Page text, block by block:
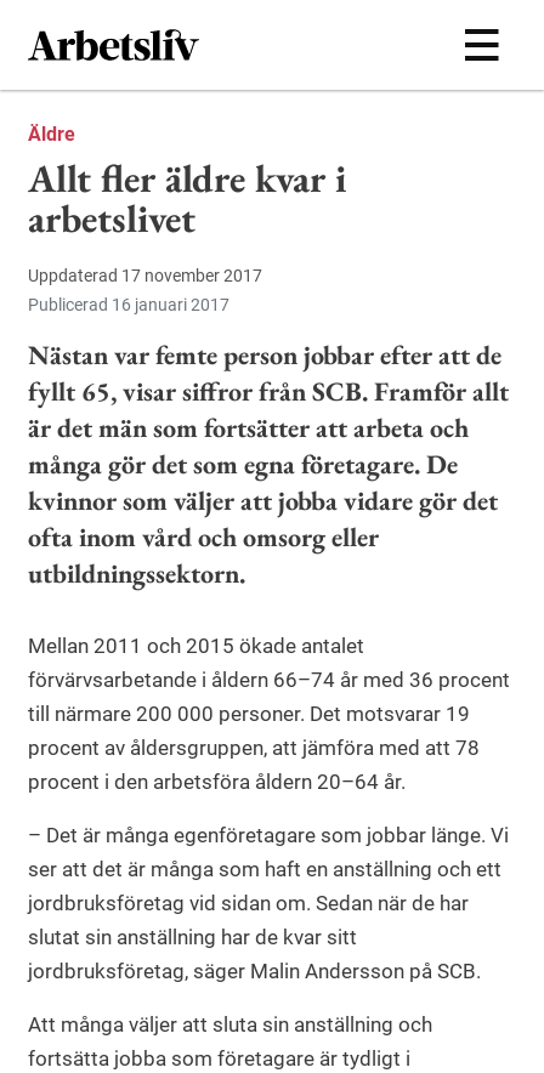
Hoppa till huvudinnehållet
Äldre
Allt fler äldre kvar i
arbetslivet
Uppdaterad 17 november 2017
Publicerad 16 januari 2017
Nästan var femte person jobbar efter att de
fyllt 65, visar siffror från SCB. Framför allt
är det män som fortsätter att arbeta och
många gör det som egna företagare. De
kvinnor som väljer att jobba vidare gör det
ofta inom vård och omsorg eller
utbildningssektorn.
Mellan 2011 och 2015 ökade antalet
förvärvsarbetande i åldern 66–74 år med 36 procent
till närmare 200 000 personer. Det motsvarar 19
procent av åldersgruppen, att jämföra med att 78
procent i den arbetsföra åldern 20–64 år.
– Det är många egenföretagare som jobbar länge. Vi
ser att det är många som haft en anställning och ett
jordbruksföretag vid sidan om. Sedan när de har
slutat sin anställning har de kvar sitt
jordbruksföretag, säger Malin Andersson på SCB.
Att många väljer att sluta sin anställning och
fortsätta jobba som företagare är tydligt i